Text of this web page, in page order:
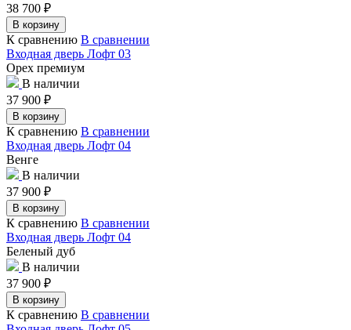
38 700 ₽
В корзину
К сравнению В сравнении
Входная дверь Лофт 03
Орех премиум
В наличии
37 900 ₽
В корзину
К сравнению В сравнении
Входная дверь Лофт 04
Венге
В наличии
37 900 ₽
В корзину
К сравнению В сравнении
Входная дверь Лофт 04
Беленый дуб
В наличии
37 900 ₽
В корзину
К сравнению В сравнении